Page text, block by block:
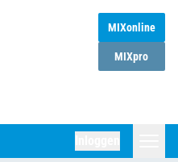
MIXonline
MIXpro